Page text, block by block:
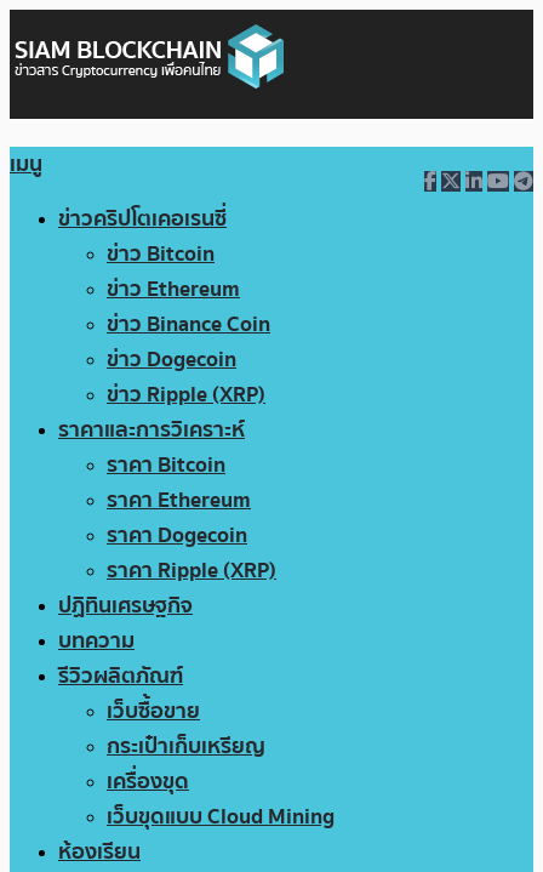
เมนู
ข่าวคริปโตเคอเรนซี่
ข่าว Bitcoin
ข่าว Ethereum
ข่าว Binance Coin
ข่าว Dogecoin
ข่าว Ripple (XRP)
ราคาและการวิเคราะห์
ราคา Bitcoin
ราคา Ethereum
ราคา Dogecoin
ราคา Ripple (XRP)
ปฏิทินเศรษฐกิจ
บทความ
รีวิวผลิตภัณฑ์
เว็บซื้อขาย
กระเป๋าเก็บเหรียญ
เครื่องขุด
เว็บขุดแบบ Cloud Mining
ห้องเรียน